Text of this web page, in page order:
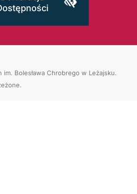
im. Bolesława Chrobrego w Leżajsku.